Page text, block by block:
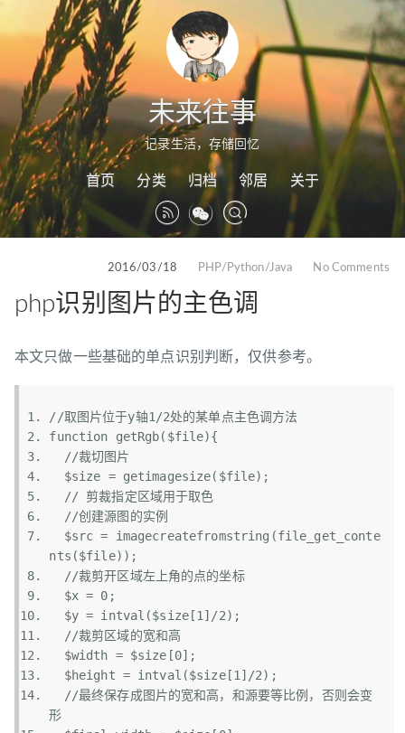
未来往事
记录生活，存储回忆
首页 分类 归档 邻居 关于
2016/03/18 PHP/Python/Java No Comments
php识别图片的主色调
本文只做一些基础的单点识别判断，仅供参考。
//取图片位于y轴1/2处的某单点主色调方法
function getRgb( $file){
//裁切图片
$size = getimagesize( $file);
// 剪裁指定区域用于取色
//创建源图的实例
$src = imagecreatefromstring(file_get_conte
nts ($file));
//裁剪开区域左上角的点的坐标
$x = 0;
$y = intval ($size[1]/2);
//裁剪区域的宽和高
$width = $size [0];
$height = intval ($size[1]/2);
//最终保存成图片的宽和高，和源要等比例，否则会变
形